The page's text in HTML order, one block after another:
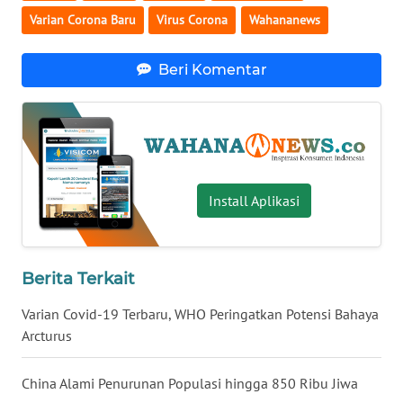
Varian Corona Baru Virus Corona Wahananews
Beri Komentar
Install Aplikasi
Berita Terkait
Varian Covid-19 Terbaru, WHO Peringatkan Potensi Bahaya
Arcturus
China Alami Penurunan Populasi hingga 850 Ribu Jiwa
WN
JAMBI
WN
SULTRA
WN
NTB
SULTENG
WN
SULBAR